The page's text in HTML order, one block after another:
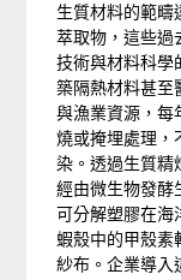
生質材料的範疇
萃取物，這些過
技術與材料科學
築隔熱材料甚至
與漁業資源，每
燒或掩埋處理，
染。透過生質精
經由微生物發酵
可分解塑膠在海
蝦殼中的甲殼素
紗布。企業導入